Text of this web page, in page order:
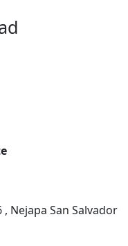
Nejapa San Salvador